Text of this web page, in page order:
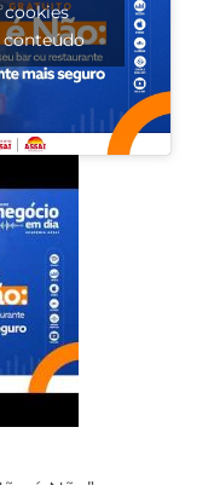
cookies